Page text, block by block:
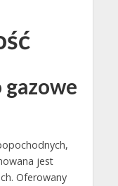
jest
Oferowany